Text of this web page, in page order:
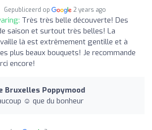
Gepubliceerd op 2 years ago
Très très belle découverte! Des
saison et surtout très belles! La
là est extrêmement gentille et à
plus beaux bouquets! Je recommande
encore!
Bruxelles Poppymood
☺️ que du bonheur